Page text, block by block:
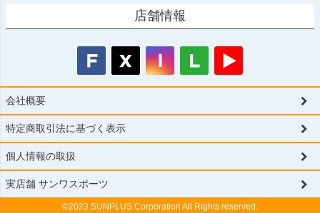
店舗情報
会社概要
特定商取引法に基づく表示
個人情報の取扱
実店舗 サンワスポーツ
©2023 SUNPLUS Corporation All Rights reserved.